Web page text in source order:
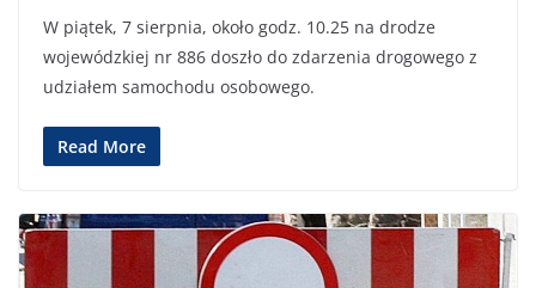
W piątek, 7 sierpnia, około godz. 10.25 na drodze
wojewódzkiej nr 886 doszło do zdarzenia drogowego z
udziałem samochodu osobowego.
Read More